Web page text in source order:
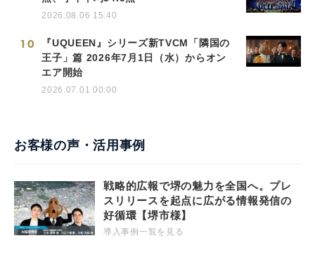
2026.08.06 15:40
10
『UQUEEN』シリーズ新TVCM「隣国の
王子」篇 2026年7月1日（水）からオン
エア開始
2026.07.01 00:00
お客様の声・活用事例
戦略的広報で堺の魅力を全国へ。プレ
スリリースを起点に広がる情報発信の
好循環【堺市様】
導入事例一覧を見る